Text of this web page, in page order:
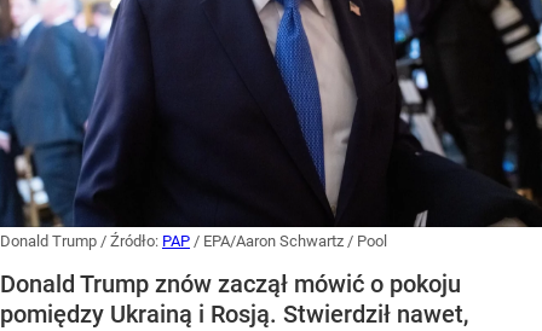
Donald Trump / Źródło: PAP / EPA/Aaron Schwartz / Pool
Donald Trump znów zaczął mówić o pokoju
pomiędzy Ukrainą i Rosją. Stwierdził nawet,